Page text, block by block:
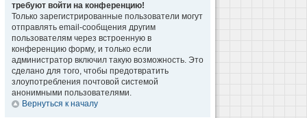
требуют войти на конференцию!
Только зарегистрированные пользователи могут
отправлять email-сообщения другим
пользователям через встроенную в
конференцию форму, и только если
администратор включил такую возможность. Это
сделано для того, чтобы предотвратить
злоупотребления почтовой системой
анонимными пользователями.
Вернуться к началу